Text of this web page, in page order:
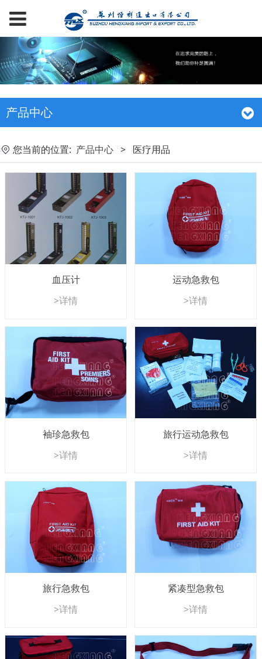
产品中心
您当前的位置: 产品中心 > 医疗用品
血压计
>详情
运动急救包
>详情
袖珍急救包
>详情
旅行运动急救包
>详情
旅行急救包
>详情
紧凑型急救包
>详情